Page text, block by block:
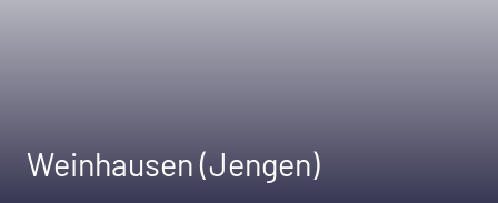
Weinhausen (Jengen)